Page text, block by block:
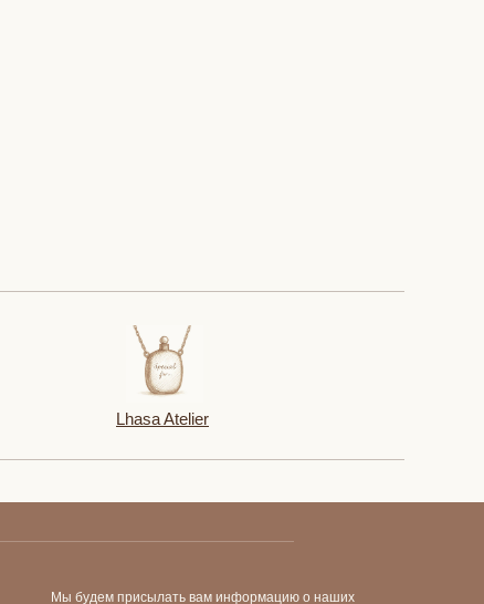
Lhasa Atelier
Мы будем присылать вам информацию о наших